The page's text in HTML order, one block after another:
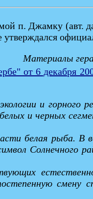
п. Джамку (авт.
утверждался
Материалы
от 6 декабря
и горного
и черных
белая рыба. В
Солнечного
смену